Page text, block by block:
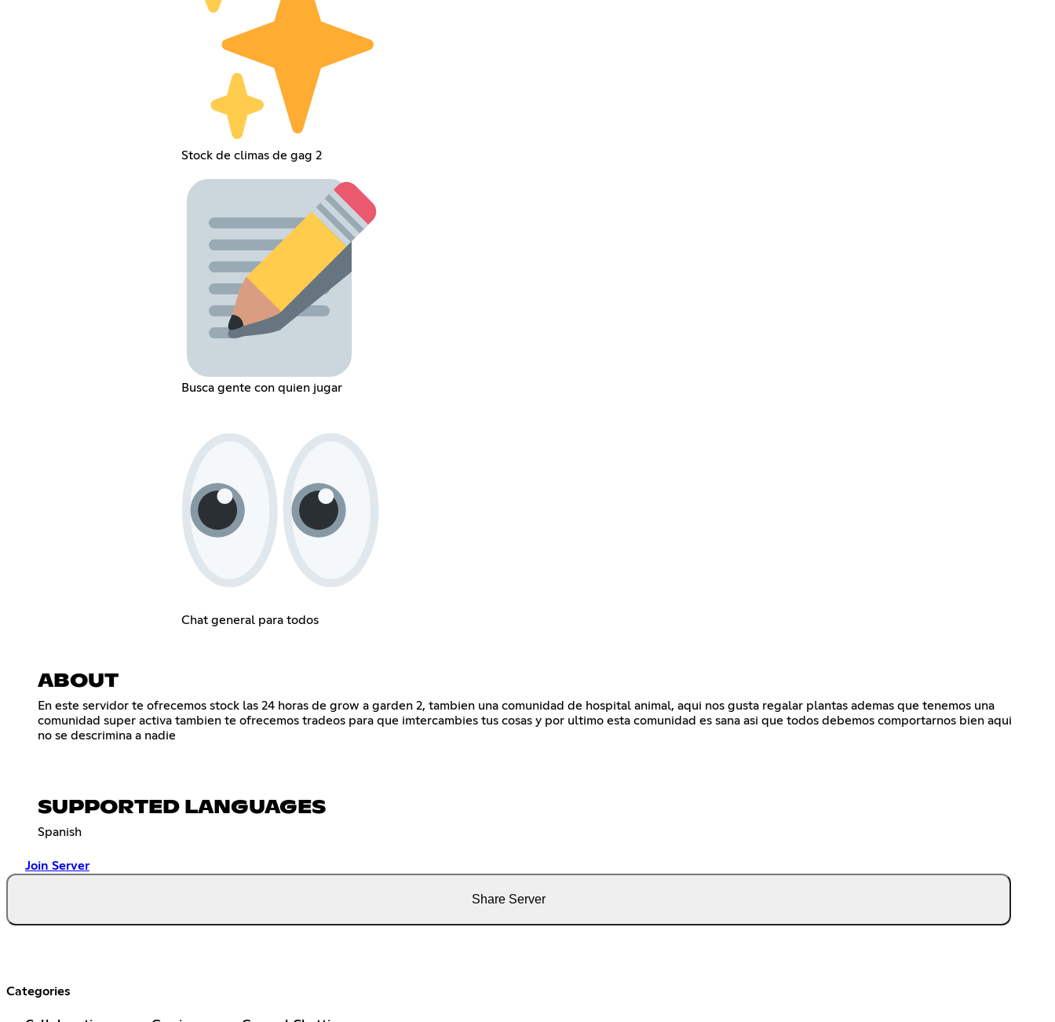
Stock de climas de gag 2
Busca gente con quien jugar
Chat general para todos
ABOUT
En este servidor te ofrecemos stock las 24 horas de grow a garden 2, tambien una comunidad de hospital animal, aqui nos gusta regalar plantas ademas que tenemos una
comunidad super activa tambien te ofrecemos tradeos para que imtercambies tus cosas y por ultimo esta comunidad es sana asi que todos debemos comportarnos bien aqui
no se descrimina a nadie
SUPPORTED LANGUAGES
Spanish
Join Server
Share Server
Categories